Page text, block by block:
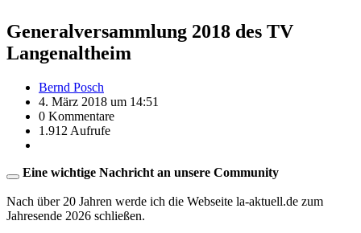
Generalversammlung 2018 des TV
Langenaltheim
Bernd Posch
4. März 2018 um 14:51
0 Kommentare
1.912 Aufrufe
Eine wichtige Nachricht an unsere Community
Nach über 20 Jahren werde ich die Webseite la-aktuell.de zum
Jahresende 2026 schließen.